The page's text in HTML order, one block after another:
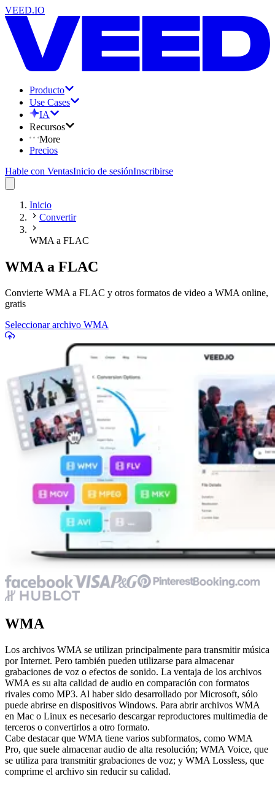
VEED.IO
Producto
Use Cases
IA
Recursos
More
Precios
Hable con VentasInicio de sesiónInscribirse
Inicio
Convertir
WMA a FLAC
WMA a FLAC
Convierte WMA a FLAC y otros formatos de video a WMA online,
gratis
Seleccionar archivo WMA
WMA
Los archivos WMA se utilizan principalmente para transmitir música
por Internet. Pero también pueden utilizarse para almacenar
grabaciones de voz o efectos de sonido. La ventaja de los archivos
WMA es su alta calidad de audio en comparación con formatos
rivales como MP3. Al haber sido desarrollado por Microsoft, sólo
puede abrirse en dispositivos Windows. Para abrir archivos WMA
en Mac o Linux es necesario descargar reproductores multimedia de
terceros o convertirlos a otro formato.
Cabe destacar que WMA tiene varios subformatos, como WMA
Pro, que suele almacenar audio de alta resolución; WMA Voice, que
se utiliza para transmitir grabaciones de voz; y WMA Lossless, que
comprime el archivo sin reducir su calidad.